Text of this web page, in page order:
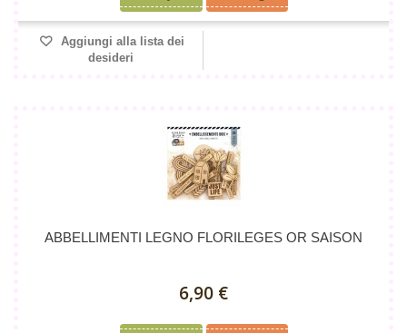
Aggiungi alla lista dei
desideri
ABBELLIMENTI LEGNO FLORILEGES OR SAISON
6,90 €